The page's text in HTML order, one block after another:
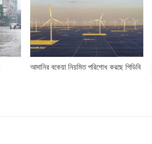
আদানির বকেয়া নিয়মিত পরিশোধ করছে পিডিবি